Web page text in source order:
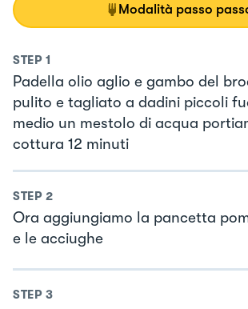
Modalità passo
STEP 1
Padella olio aglio e gambo del
pulito e tagliato a dadini piccoli
medio un mestolo di acqua
cottura 12 minuti
STEP 2
Ora aggiungiamo la pancetta
e le acciughe
STEP 3